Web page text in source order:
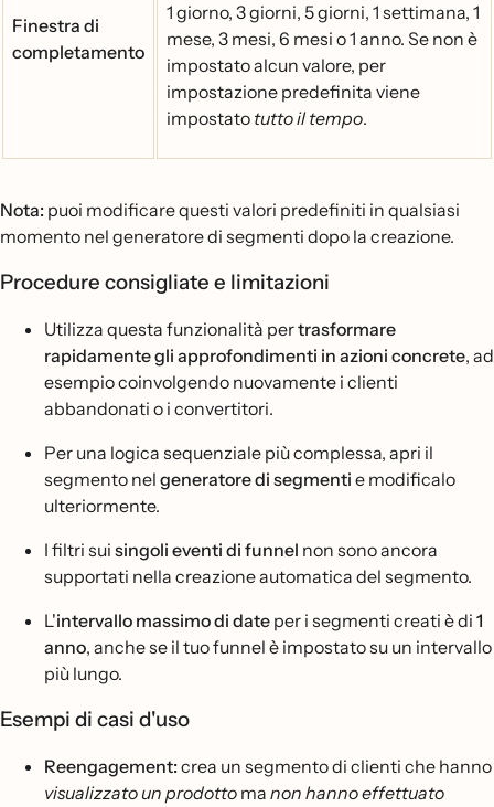
Finestra di
completamento
1 giorno, 3 giorni, 5 giorni, 1 settimana, 1
mese, 3 mesi, 6 mesi o 1 anno. Se non è
impostato alcun valore, per
impostazione predefinita viene
impostato tutto il tempo.
Nota: puoi modificare questi valori predefiniti in qualsiasi
momento nel generatore di segmenti dopo la creazione.
Procedure consigliate e limitazioni
Utilizza questa funzionalità pertrasformare
rapidamente gli approfondimenti in azioni concrete, ad
esempio coinvolgendo nuovamente i clienti
abbandonati o i convertitori.
Per una logica sequenziale più complessa, apri il
segmento nel generatore di segmenti e modificalo
ulteriormente.
I filtri sui singoli eventi di funnel non sono ancora
supportati nella creazione automatica del segmento.
L'intervallo massimo di date per i segmenti creati è di 1
anno, anche se il tuo funnel è impostato su un intervallo
più lungo.
Esempi di casi d'uso
Reengagement:crea un segmento di clienti che hanno
visualizzato un prodotto ma non hanno effettuato